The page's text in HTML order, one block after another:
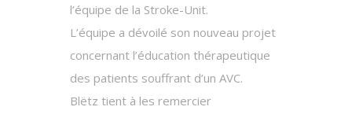
l’équipe de la Stroke-Unit.
L’équipe a dévoilé son nouveau projet
concernant l’éducation thérapeutique
des patients souffrant d’un AVC.
Blëtz tient à les remercier